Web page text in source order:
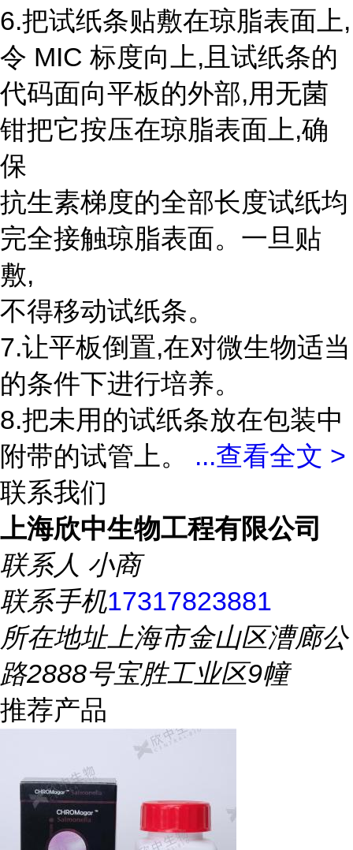
6.把试纸条贴敷在琼脂表面上,
令 MIC 标度向上,且试纸条的
代码面向平板的外部,用无菌
钳把它按压在琼脂表面上,确
保
抗生素梯度的全部长度试纸均
完全接触琼脂表面。一旦贴
敷,
不得移动试纸条。
7.让平板倒置,在对微生物适当
的条件下进行培养。
8.把未用的试纸条放在包装中
附带的试管上。 ...查看全文 >
联系我们
上海欣中生物工程有限公司
联系人 小商
联系手机17317823881
所在地址上海市金山区漕廊公
路2888号宝胜工业区9幢
推荐产品